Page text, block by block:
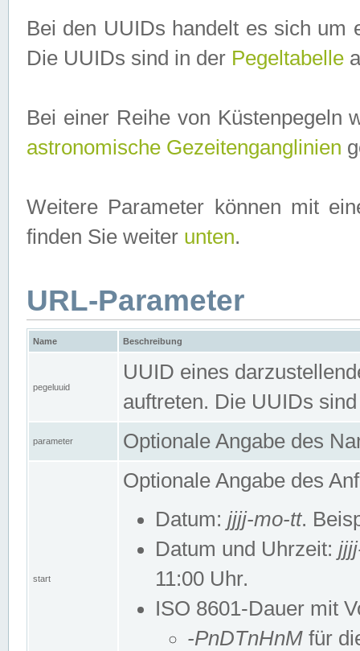
Bei den UUIDs handelt es sich um
Die UUIDs sind in der Pegeltabelle
Bei einer Reihe von Küstenpegeln
astronomische Gezeitenganglinien
Weitere Parameter können mit
finden Sie weiter unten.
URL-Parameter
Name Beschreibung
pegeluuid
UUID eines
auftreten. Die UUIDs
parameter Optionale Angabe des
start
Optionale Angabe des
Datum: jjjj-mo-tt.
Datum und Uhrzeit:
11:00 Uhr.
ISO 8601-Dauer mit
-PnDTnHnM für